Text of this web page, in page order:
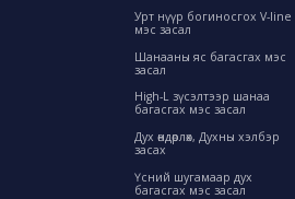
Урт нүүр богиносгох V-line
мэс засал
Шанааны яс багасгах мэс
засал
High-L зүсэлтээр шанаа
багасгах мэс засал
Дух өндөрлөх, Духны хэлбэр
засах
Үсний шугамаар дух
багасгах мэс засал